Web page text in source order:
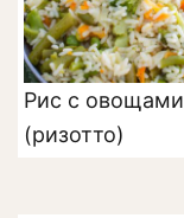
Рис с овощами
(ризотто)